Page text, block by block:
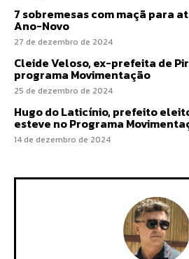
7 sobremesas com maçã para
Ano-Novo
27 de dezembro de 2024
Cleide Veloso, ex-prefeita de
programa Movimentação
25 de dezembro de 2024
Hugo do Laticínio, prefeito
esteve no Programa
14 de dezembro de 2024